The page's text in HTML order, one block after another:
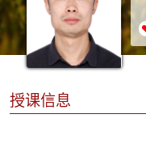
授课信息